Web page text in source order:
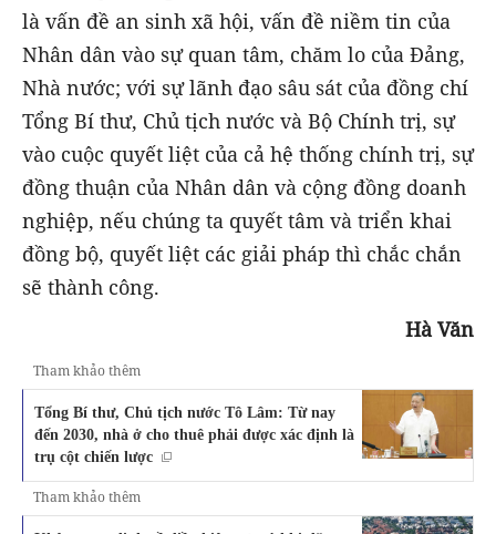
là vấn đề an sinh xã hội, vấn đề niềm tin của
Nhân dân vào sự quan tâm, chăm lo của Đảng,
Nhà nước; với sự lãnh đạo sâu sát của đồng chí
Tổng Bí thư, Chủ tịch nước và Bộ Chính trị, sự
vào cuộc quyết liệt của cả hệ thống chính trị, sự
đồng thuận của Nhân dân và cộng đồng doanh
nghiệp, nếu chúng ta quyết tâm và triển khai
đồng bộ, quyết liệt các giải pháp thì chắc chắn
sẽ thành công.
Hà Văn
Tham khảo thêm
Tổng Bí thư, Chủ tịch nước Tô Lâm: Từ nay
đến 2030, nhà ở cho thuê phải được xác định là
trụ cột chiến lược
Tham khảo thêm